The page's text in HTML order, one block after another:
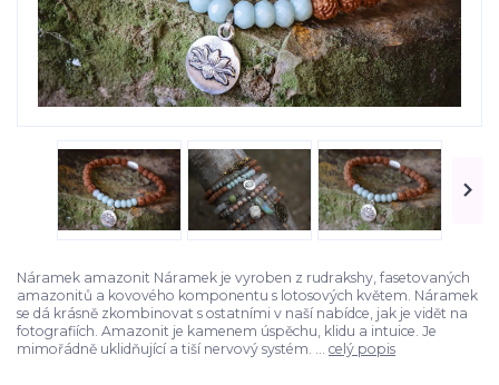
Náramek amazonit Náramek je vyroben z rudrakshy, fasetovaných
amazonitů a kovového komponentu s lotosových květem. Náramek
se dá krásně zkombinovat s ostatními v naší nabídce, jak je vidět na
fotografiích. Amazonit je kamenem úspěchu, klidu a intuice. Je
mimořádně uklidňující a tiší nervový systém. ... celý popis